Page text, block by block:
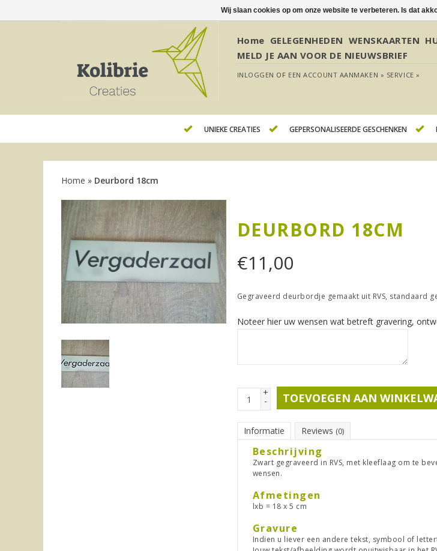
Home GELEGENHEDEN WENSKAARTEN
MELD JE AAN VOOR DE NIEUWSBRIEF
INLOGGEN OF EEN ACCOUNT AANMAKEN » SERVICE »
UNIEKE CREATIES GEPERSONALISEERDE GESCHENKEN
Home » Deurbord 18cm
DEURBORD 18CM
€11,00
Gegraveerd deurbordje gemaakt uit RVS, standaard
Noteer hier uw wensen wat betreft gravering,
+
- TOEVOEGEN AAN
Informatie Reviews (0)
Beschrijving
Zwart gegraveerd in RVS, met kleeflaag om te
wensen.
Afmetingen
lxb = 18 x 5 cm
Gravure
Indien u liever een andere tekst, symbool of
Wij slaan cookies op om onze website te verbeteren. Is dat